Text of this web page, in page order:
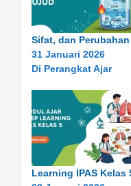
Sifat, dan
31 Januari 2026
Di Perangkat Ajar
Learning IPAS Kelas